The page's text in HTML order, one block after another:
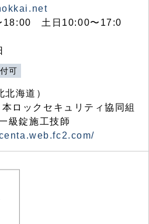
18:00 土日10:00〜17:0
可
海道）
ロックセキュリティ協同組
級錠施工技師